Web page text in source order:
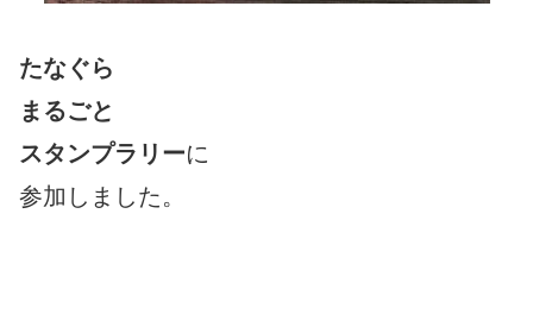
たなぐら
まるごと
スタンプラリーに
参加しました。